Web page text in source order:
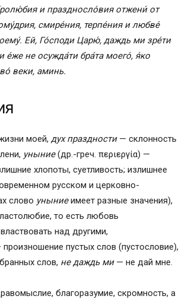
и праздносло́вия отжени́ от
смире́ния, терпе́ния и любве́
Ей, Го́споди Царю́, даждь ми зре́ти
е́же не осужда́ти бра́та моего́, я́ко
веки, аминь.
моей, дух праздности— склонность
уныние(др.-греч. περιεργία) —
хлопоты, суетливость; излишнее
русском и церковно-
слово уныниеимеет разные значения),
то есть любовь
над другими,
пустых слов (пустословие),
слов, не даждь ми— не дай мне.
благоразумие, скромность, а